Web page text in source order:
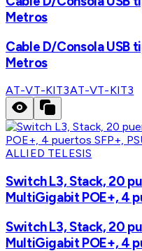
Metros
Cable D/Consola USB
Metros
AT-VT-KIT3AT-VT-KIT3
ALLIED TELESIS
Switch L3, Stack, 20
MultiGigabit POE+, 4
Switch L3, Stack, 20
MultiGigabit POE+, 4